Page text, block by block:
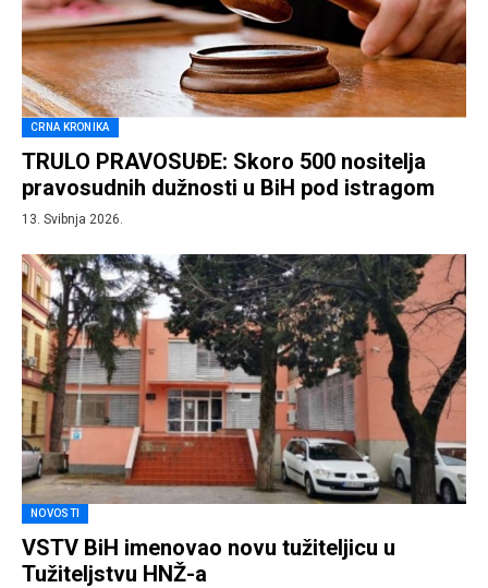
CRNA KRONIKA
TRULO PRAVOSUĐE: Skoro 500 nositelja
pravosudnih dužnosti u BiH pod istragom
13. Svibnja 2026.
NOVOSTI
VSTV BiH imenovao novu tužiteljicu u
Tužiteljstvu HNŽ-a